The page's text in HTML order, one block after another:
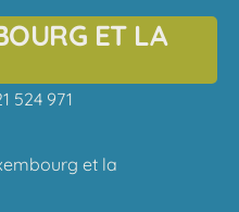
ET LA
524 971
et la